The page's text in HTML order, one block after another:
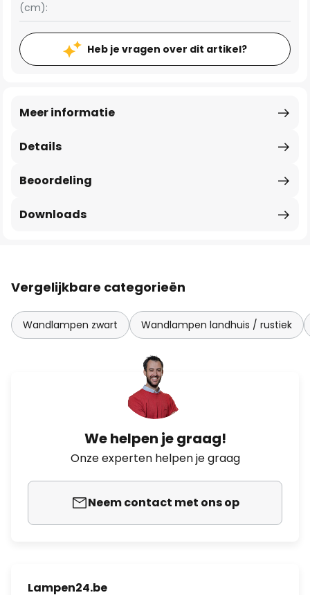
(cm):
Heb je vragen over dit artikel?
Details
Meer informatie
Beoordeling
Downloads
Vergelijkbare categorieën
Wandlampen zwart Wandlampen landhuis / rustiek
We helpen je graag!
Onze experten helpen je graag
Neem contact met ons op
Lampen24.be